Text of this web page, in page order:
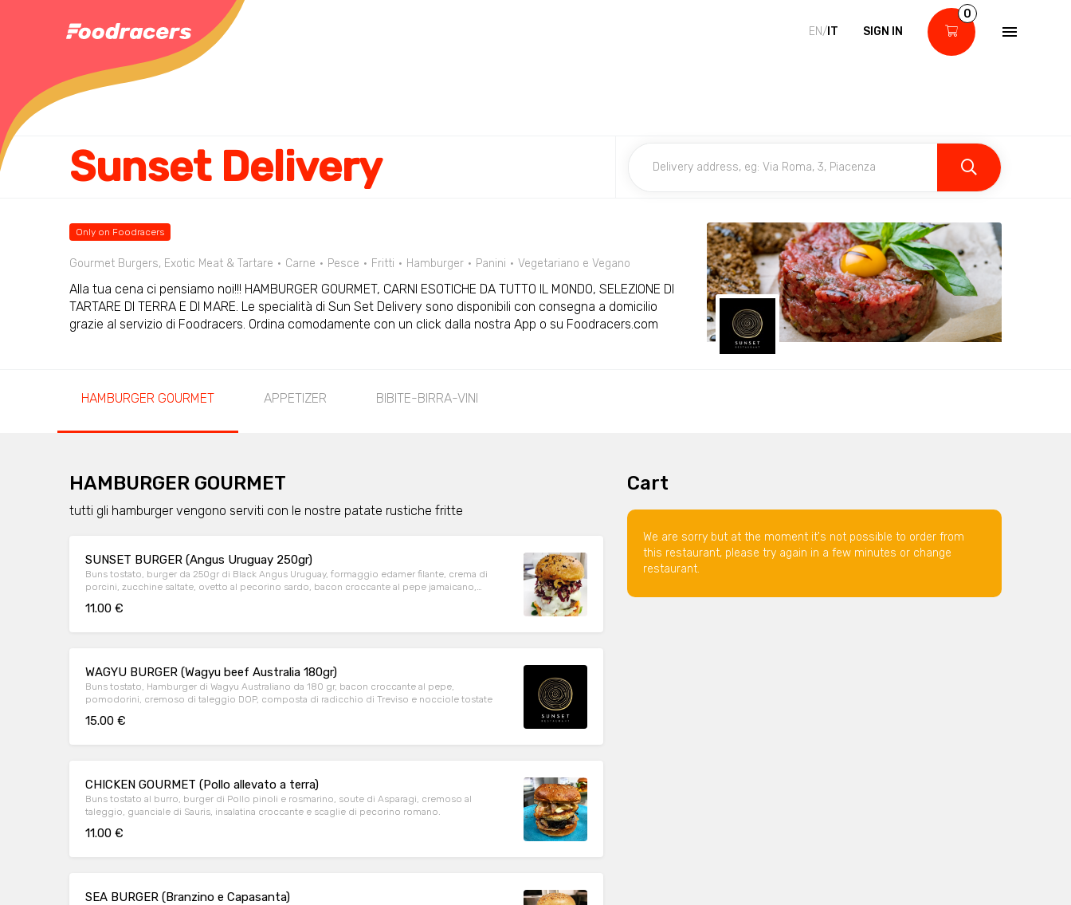
EN/ IT SIGN IN
0
Sunset Delivery
Only on Foodracers
Gourmet Burgers, Exotic Meat & Tartare Carne Pesce Fritti Hamburger Panini Vegetariano e Vegano
Alla tua cena ci pensiamo noi!!! HAMBURGER GOURMET, CARNI ESOTICHE DA TUTTO IL MONDO, SELEZIONE DI
TARTARE DI TERRA E DI MARE. Le specialità di Sun Set Delivery sono disponibili con consegna a domicilio
grazie al servizio di Foodracers. Ordina comodamente con un click dalla nostra App o su Foodracers.com
HAMBURGER GOURMET APPETIZER BIBITE-BIRRA-VINI
HAMBURGER GOURMET
tutti gli hamburger vengono serviti con le nostre patate rustiche fritte
SUNSET BURGER (Angus Uruguay 250gr)
Buns tostato, burger da 250gr di Black Angus Uruguay, formaggio edamer filante, crema di
porcini, zucchine saltate, ovetto al pecorino sardo, bacon croccante al pepe jamaicano,
11.00 €
WAGYU BURGER (Wagyu beef Australia 180gr)
Buns tostato, Hamburger di Wagyu Australiano da 180 gr, bacon croccante al pepe,
pomodorini, cremoso di taleggio DOP, composta di radicchio di Treviso e nocciole tostate
15.00 €
CHICKEN GOURMET (Pollo allevato a terra)
Buns tostato al burro, burger di Pollo pinoli e rosmarino, soute di Asparagi, cremoso al
taleggio, guanciale di Sauris, insalatina croccante e scaglie di pecorino romano.
11.00 €
SEA BURGER (Branzino e Capasanta)
Cart
We are sorry but at the moment it's not possible to order from
this restaurant, please try again in a few minutes or change
restaurant.